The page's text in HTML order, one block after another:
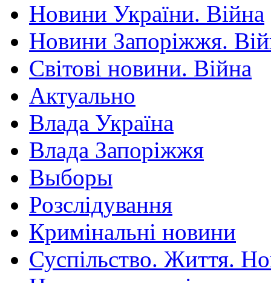
Новини України. Війна
Новини Запоріжжя.
Світові новини. Війна
Актуально
Влада Україна
Влада Запоріжжя
Выборы
Розслідування
Кримінальні новини
Суспільство. Життя.